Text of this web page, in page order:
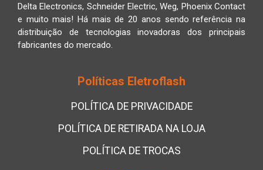
Delta Electronics, Schneider Electric, Weg, Phoenix Contact
e muito mais! Há mais de 20 anos sendo referência na
distribuição de tecnologias inovadoras dos principais
fabricantes do mercado.
Políticas Eletroflash
POLÍTICA DE PRIVACIDADE
POLÍTICA DE RETIRADA NA LOJA
POLÍTICA DE TROCAS